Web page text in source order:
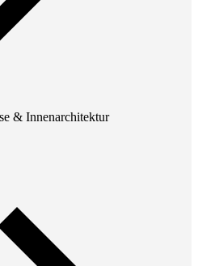
& Innenarchitektur